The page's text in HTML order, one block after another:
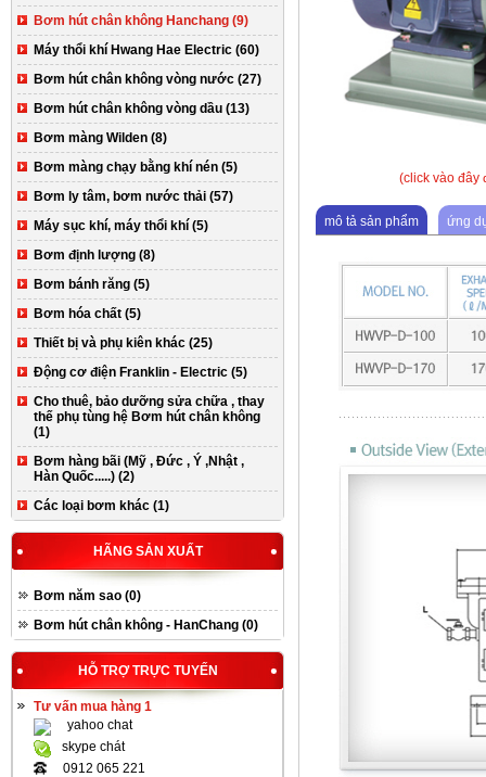
Bơm hút chân không Hanchang (9)
Máy thổi khí Hwang Hae Electric (60)
Bơm hút chân không vòng nước (27)
Bơm hút chân không vòng dầu (13)
Bơm màng Wilden (8)
Bơm màng chạy bằng khí nén (5)
Bơm ly tâm, bơm nước thải (57)
Máy sục khí, máy thổi khí (5)
Bơm định lượng (8)
Bơm bánh răng (5)
Bơm hóa chất (5)
Thiết bị và phụ kiên khác (25)
Động cơ điện Franklin - Electric (5)
Cho thuê, bảo dưỡng sửa chữa , thay
thế phụ tùng hệ Bơm hút chân không
(1)
Bơm hàng bãi (Mỹ , Đức , Ý ,Nhật ,
Hàn Quốc.....) (2)
Các loại bơm khác (1)
HÃNG SẢN XUẤT
Bơm năm sao (0)
Bơm hút chân không - HanChang (0)
HỖ TRỢ TRỰC TUYẾN
Tư vấn mua hàng 1
yahoo chat
skype chát
0912 065 221
(click vào đây
mô tả sản phẩm ứng